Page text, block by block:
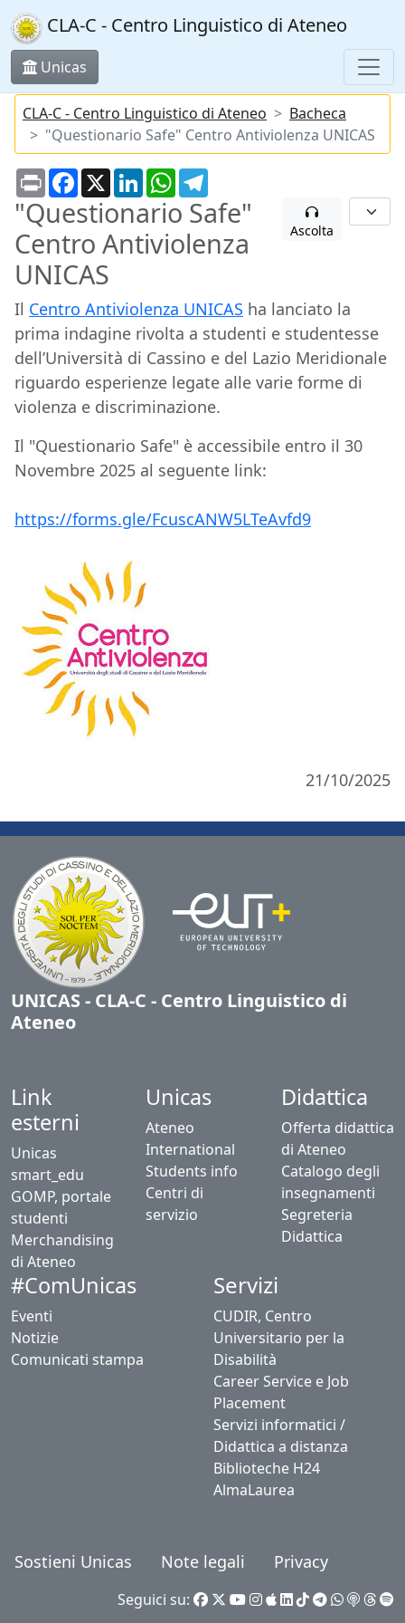
CLA-C - Centro Linguistico di Ateneo
Unicas
CLA-C - Centro Linguistico di Ateneo
Bacheca
"Questionario Safe" Centro Antiviolenza UNICAS
PrintFacebook
X LinkedInWhatsApp
"Questionario Safe"
Centro Antiviolenza
UNICAS
Ascolta
Il Centro Antiviolenza UNICAS ha lanciato la
prima indagine rivolta a studenti e studentesse
dell’Università di Cassino e del Lazio Meridionale
riguardo esperienze legate alle varie forme di
violenza e discriminazione.
Il "Questionario Safe" è accessibile entro il 30
Novembre 2025 al seguente link:
https://forms.gle/FcuscANW5LTeAvfd9
21/10/2025
UNICAS - CLA-C - Centro Linguistico di
Ateneo
Link
esterni
Unicas
smart_edu
GOMP, portale
studenti
Merchandising
di Ateneo
Unicas
Ateneo
International
Students info
Centri di
servizio
Didattica
Offerta didattica
di Ateneo
Catalogo degli
insegnamenti
Segreteria
Didattica
#ComUnicas
Eventi
Notizie
Comunicati stampa
Servizi
CUDIR, Centro
Universitario per la
Disabilità
Career Service e Job
Placement
Servizi informatici /
Didattica a distanza
Biblioteche H24
AlmaLaurea
Sostieni Unicas Note legali Privacy
Seguici su: